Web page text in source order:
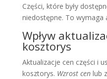
Części, które były
niedostępne. To wymaga
Wpływ
kosztorys
Aktualizacje cen części i
kosztorys. Wzrost cenlub